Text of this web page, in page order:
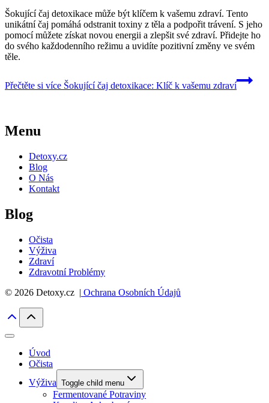
Šokující čaj detoxikace může být klíčem k vašemu zdraví. Tento
unikátní čaj pomáhá odstranit toxiny z těla a podpořit trávení. S jeho
pomocí můžete získat novou energii a zlepšit své zdraví. Přidejte ho
do svého každodenního režimu a uvidíte pozitivní změny ve svém
těle.
Přečtěte si více Šokující čaj detoxikace: Klíč k vašemu zdraví
Menu
Detoxy.cz
Blog
O Nás
Kontakt
Blog
Očista
Výživa
Zdraví
Zdravotní Problémy
© 2026 Detoxy.cz | Ochrana Osobních Údajů
Úvod
Očista
Výživa Toggle child menu
Fermentované Potraviny